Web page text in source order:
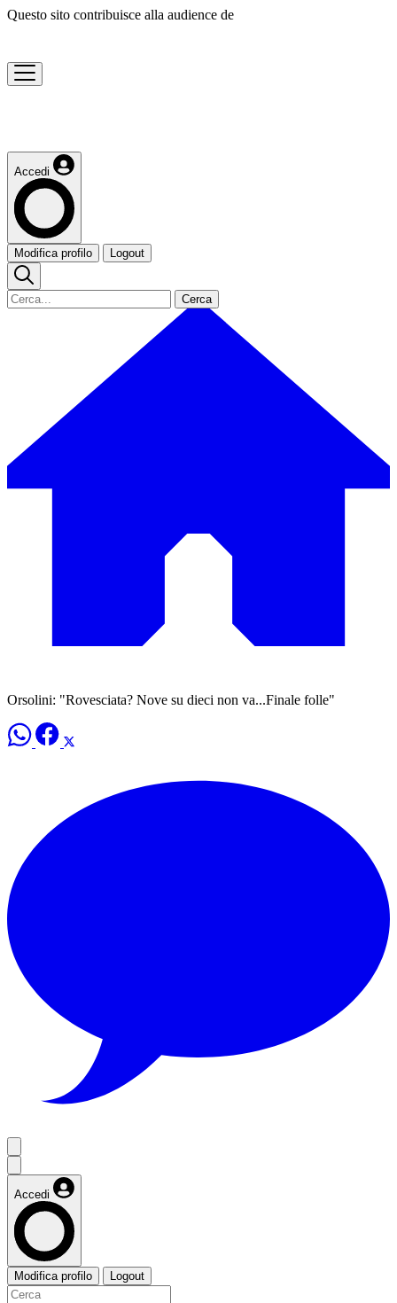
Questo sito contribuisce alla audience de
Accedi
Modifica profilo Logout
Cerca
Orsolini: "Rovesciata? Nove su dieci non va...Finale folle"
Accedi
Modifica profilo Logout